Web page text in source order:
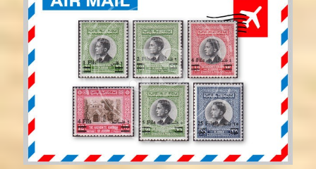
JS
JORDANSTAMPS.COM
EST. 2007